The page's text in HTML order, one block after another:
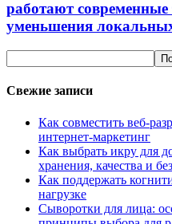
работают современные
уменьшения
Свежие записи
Как совместить веб-
интернет-маркетинг
Как выбрать икру для
хранения, качества и
Как поддержать
нагрузке
Сыворотки для лица: